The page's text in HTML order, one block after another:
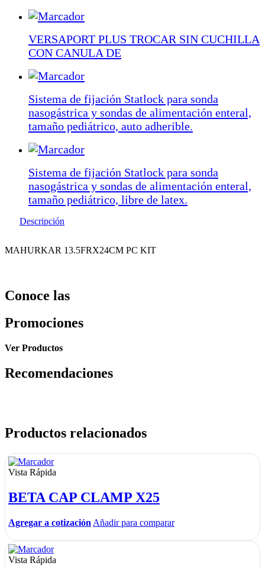
VERSAPORT PLUS TROCAR SIN CUCHILLA
CON CANULA DE
Sistema de fijación Statlock para sonda
nasogástrica y sondas de alimentación enteral,
tamaño pediátrico, auto adherible.
Sistema de fijación Statlock para sonda
nasogástrica y sondas de alimentación enteral,
tamaño pediátrico, libre de latex.
Descripción
MAHURKAR 13.5FRX24CM PC KIT
Conoce las
Promociones
Ver Productos
Recomendaciones
Productos relacionados
Vista Rápida
BETA CAP CLAMP X25
Agregar a cotización Añadir para comparar
Vista Rápida